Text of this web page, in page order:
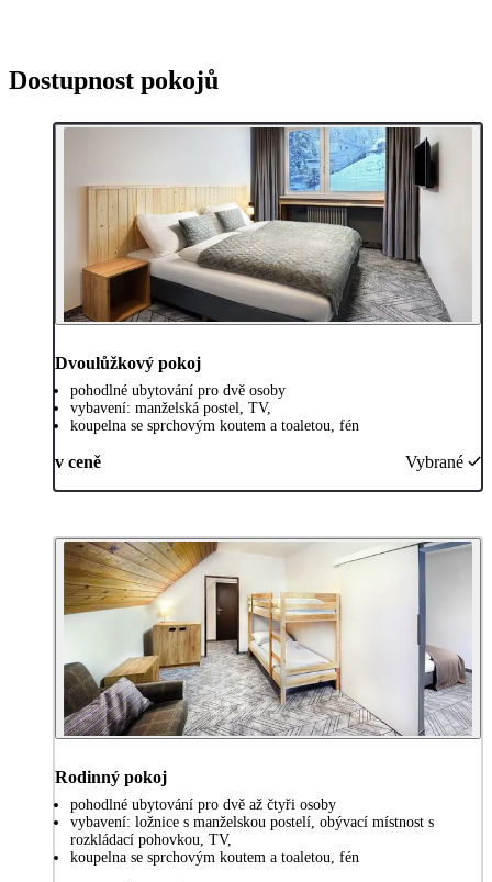
Dostupnost pokojů
Dvoulůžkový pokoj
pohodlné ubytování pro dvě osoby
vybavení: manželská postel, TV,
koupelna se sprchovým koutem a toaletou, fén
v ceně Vybrané
Rodinný pokoj
pohodlné ubytování pro dvě až čtyři osoby
vybavení: ložnice s manželskou postelí, obývací místnost s
rozkládací pohovkou, TV,
koupelna se sprchovým koutem a toaletou, fén